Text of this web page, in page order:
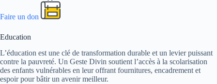
Faire un don
Education
L’éducation est une clé de transformation durable et un levier puissant
contre la pauvreté. Un Geste Divin soutient l’accès à la scolarisation
des enfants vulnérables en leur offrant fournitures, encadrement et
espoir pour bâtir un avenir meilleur.